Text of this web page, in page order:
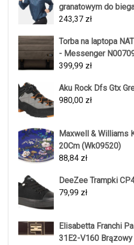
granatowym do
243,37 zł
Torba na laptopa
- Messenger
399,99 zł
Aku Rock Dfs Gtx
980,00 zł
Maxwell & Williams
20Cm (Wk09520)
88,84 zł
DeeZee Trampki
79,99 zł
Elisabetta Franchi
31E2-V160 Brązowy